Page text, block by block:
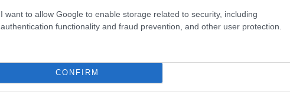
I want to allow Google to enable storage related to security, including
authentication functionality and fraud prevention, and other user protection.
CONFIRM